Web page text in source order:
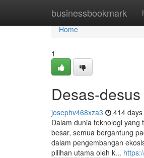
businessbookmark
Home
Home
1
Desas-
josephv468xza3 414
Dalam dunia teknologi
besar, semua bergantung
dalam pengembangan
pilihan utama oleh k...